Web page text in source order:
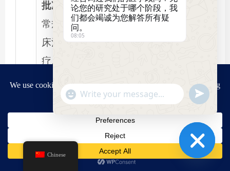
批准
常规临
床治
疗。
(NHC)
首款干
物（非
获批。
管，执
法严厉
研究性
新药
持续打
击非法
Chinese
论您的研究处于哪个阶段，我
们都会竭诚为您解答所有疑
问。
08:05
"+chaty_settings.lang.emoji_picker+"
WhatsApp
Send
WhatsApp
Message